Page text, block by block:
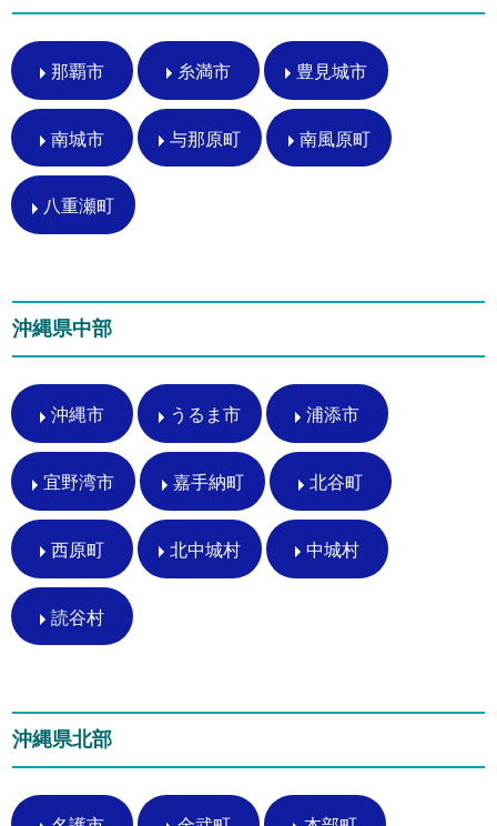
那覇市 糸満市 豊見城市
南城市 与那原町 南風原町
八重瀬町
沖縄県中部
沖縄市 うるま市 浦添市
宜野湾市 嘉手納町 北谷町
西原町 北中城村 中城村
読谷村
沖縄県北部